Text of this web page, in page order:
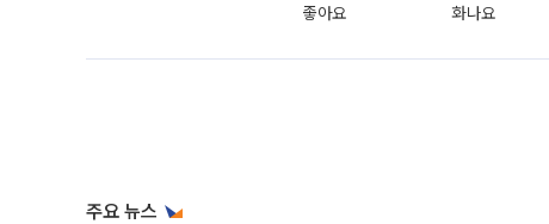
좋아요 화나요
주요 뉴스